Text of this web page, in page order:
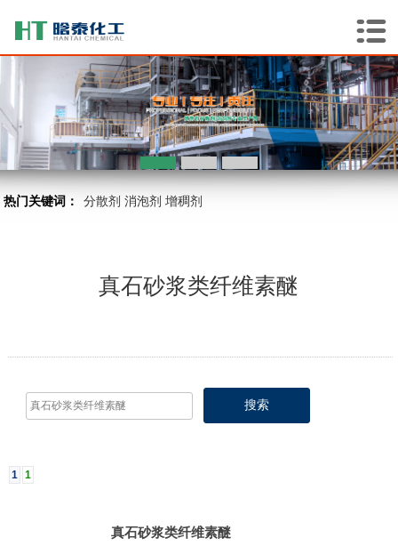
热门关键词： 分散剂 消泡剂 增稠剂
真石砂浆类纤维素醚
1 1
真石砂浆类纤维素醚